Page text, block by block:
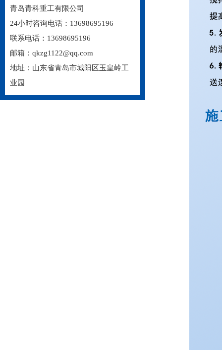
青岛青科重工有限公司
24小时咨询电话：13698695196
联系电话：13698695196
邮箱：qkzg1122@qq.com
地址：山东省青岛市城阳区玉皇岭工
业园